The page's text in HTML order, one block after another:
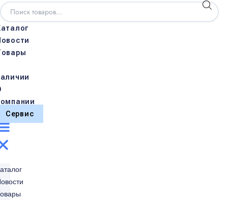
Сервис